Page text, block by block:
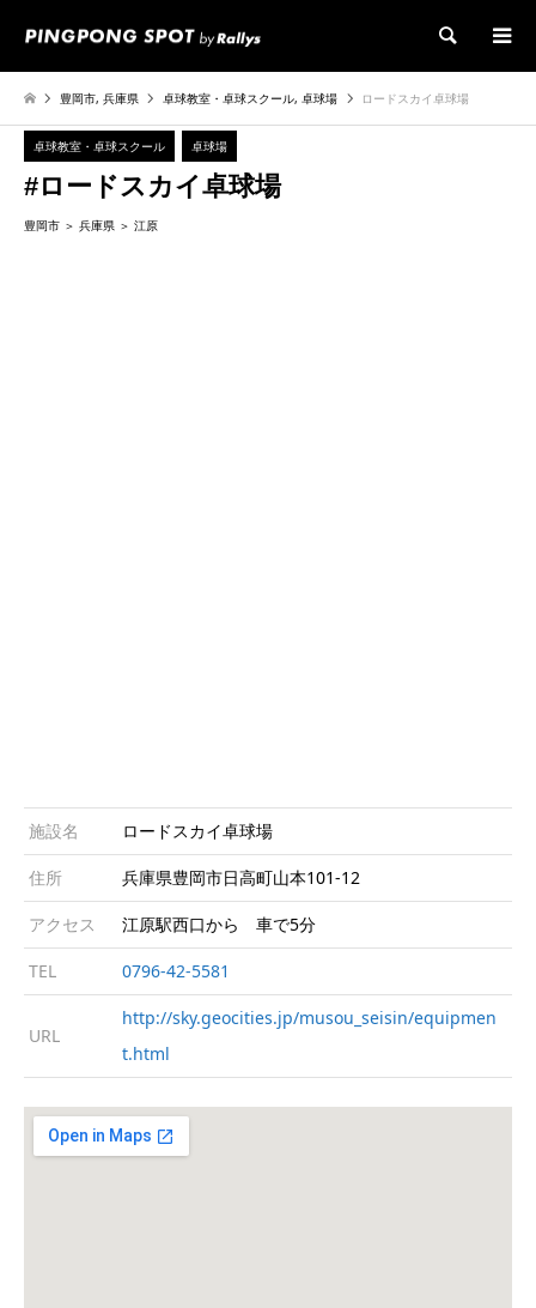
検索
豊岡市,兵庫県 卓球教室・卓球スクール,卓球場 ロードスカイ卓球場
卓球教室・卓球スクール 卓球場
#ロードスカイ卓球場
豊岡市 兵庫県 江原
施設名 ロードスカイ卓球場
住所 兵庫県豊岡市日高町山本101-12
アクセス 江原駅西口から 車で5分
TEL 0796-42-5581
URL
http://sky.geocities.jp/musou_seisin/equipmen
t.html